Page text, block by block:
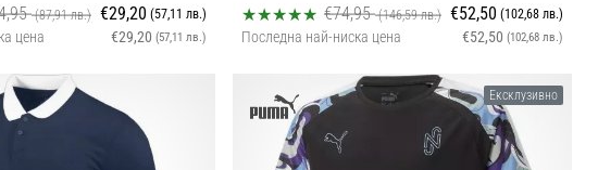
(87,91 лв.) €29,20 (57,11 лв.)
цена €29,20 (57,11 лв.)
116 164
€74,95(146,59 лв.) €52,50 (102,68 лв.)
Последна най-ниска цена €52,50 (102,68 лв.)
128 Ексклузивно